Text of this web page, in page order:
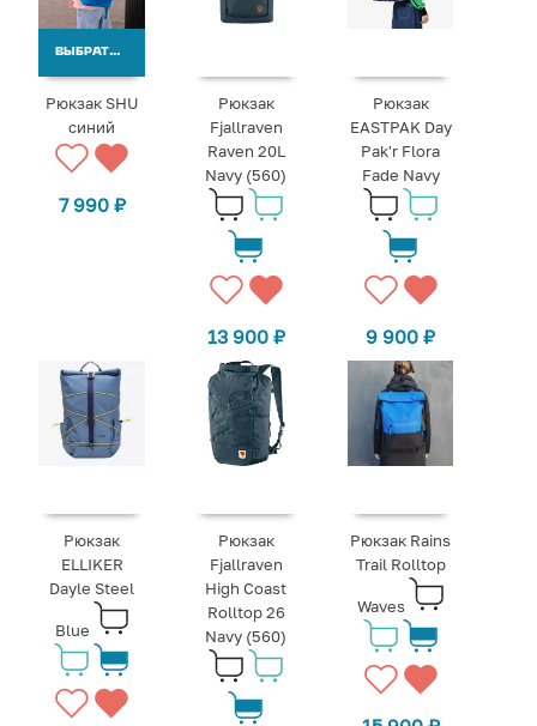
ВЫБРАТЬ ВАРИАНТЫ
Рюкзак SHU
синий
7 990 ₽
Рюкзак
Fjallraven
Raven 20L
Navy (560)
13 900 ₽
Рюкзак
EASTPAK Day
Pak'r Flora
Fade Navy
9 900₽
Рюкзак
ELLIKER
Dayle Steel
Blue
Рюкзак
Fjallraven
High Coast
Rolltop 26
Navy (560)
Рюкзак Rains
Trail Rolltop
Waves